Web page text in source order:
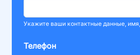
Укажите ваши контактные данные,
Телефон